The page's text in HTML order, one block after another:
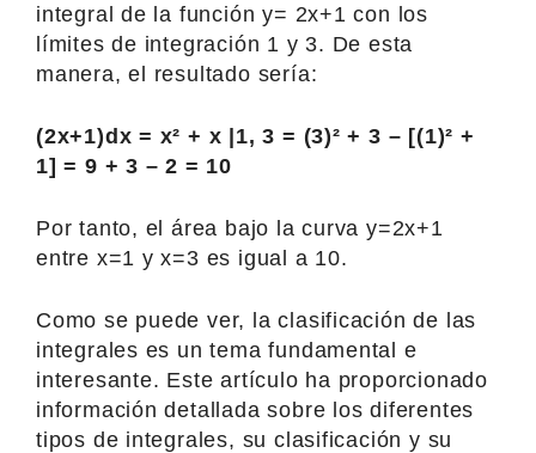
integral de la función y= 2x+1 con los
límites de integración 1 y 3. De esta
manera, el resultado sería:
(2x+1)dx = x² + x |1, 3 = (3)² + 3 – [(1)² +
1] = 9 + 3 – 2 = 10
Por tanto, el área bajo la curva y=2x+1
entre x=1 y x=3 es igual a 10.
Como se puede ver, la clasificación de las
integrales es un tema fundamental e
interesante. Este artículo ha proporcionado
información detallada sobre los diferentes
tipos de integrales, su clasificación y su